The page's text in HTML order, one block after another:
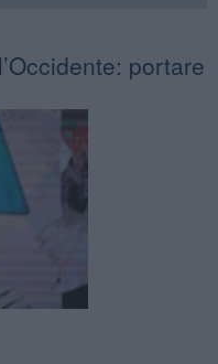
portare